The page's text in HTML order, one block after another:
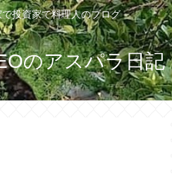
投資家で料理人のブログ
のアスパラ日記